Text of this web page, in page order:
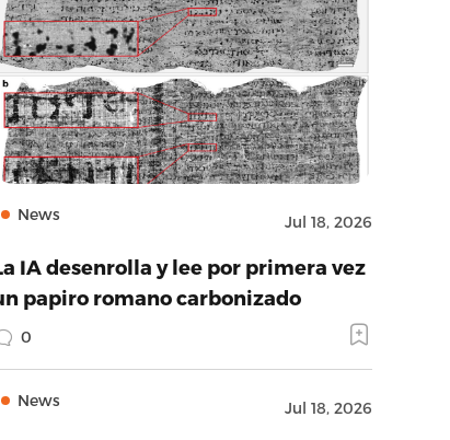
News Jul 18, 2026
IA desenrolla y lee por primera vez
papiro romano carbonizado
0
News Jul 18, 2026